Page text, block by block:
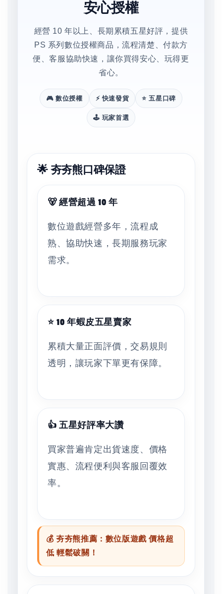
安心授權
經營 10 年以上、長期累積五星好評，提供
PS 系列數位授權商品，流程清楚、付款方
便、客服協助快速，讓你買得安心、玩得更
省心。
🎮 數位授權 ⚡ 快速發貨 ⭐ 五星口碑
🕹️ 玩家首選
🌟 夯夯熊口碑保證
🐻 經營超過 10 年
數位遊戲經營多年，流程成
熟、協助快速，長期服務玩家
需求。
⭐ 10 年蝦皮五星賣家
累積大量正面評價，交易規則
透明，讓玩家下單更有保障。
👍 五星好評率大讚
買家普遍肯定出貨速度、價格
實惠、流程便利與客服回覆效
率。
💰 夯夯熊推薦：數位版遊戲 價格超
低 輕鬆破關！